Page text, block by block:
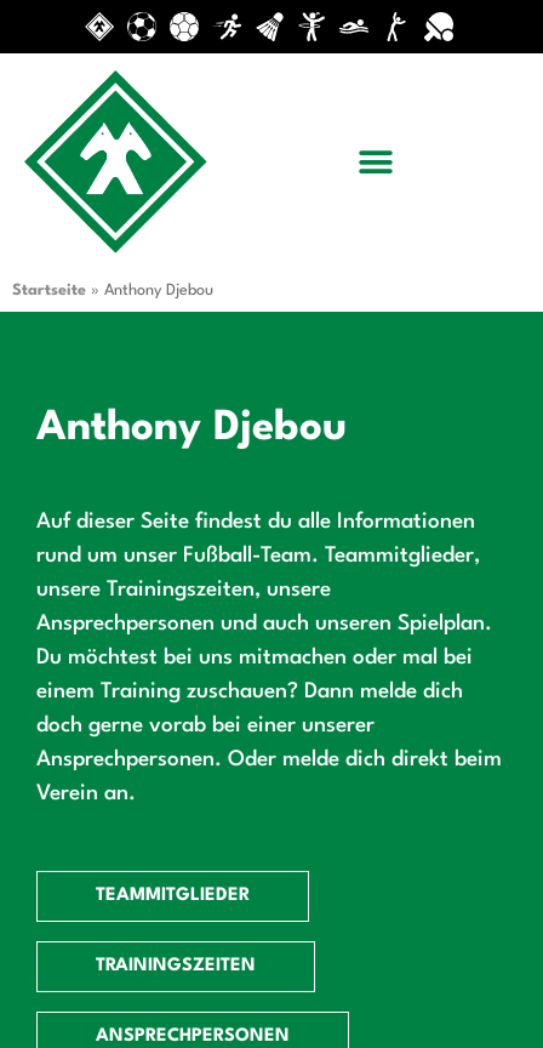
Startseite » Anthony Djebou
Anthony Djebou
Auf dieser Seite findest du alle Informationen
rund um unser Fußball-Team. Teammitglieder,
unsere Trainingszeiten, unsere
Ansprechpersonen und auch unseren Spielplan.
Du möchtest bei uns mitmachen oder mal bei
einem Training zuschauen? Dann melde dich
doch gerne vorab bei einer unserer
Ansprechpersonen. Oder melde dich direkt beim
Verein an.
TEAMMITGLIEDER
TRAININGSZEITEN
ANSPRECHPERSONEN